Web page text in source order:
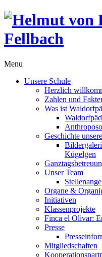
Menu
Unsere Schule
Herzlich
Zahlen und
Was ist
Geschichte
Kügelgen
Unser Team
Organe &
Initiativen
Klassenprojekte
Finca el Olivar:
Presse
Mitgliedschaften